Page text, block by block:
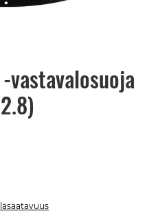
vastavalosuoja